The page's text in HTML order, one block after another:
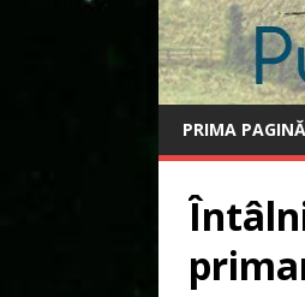
PRIMA PAGINĂ